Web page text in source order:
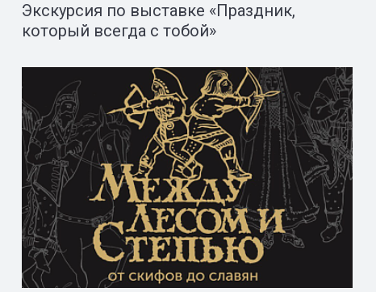
Экскурсия по выставке «Праздник,
который всегда с тобой»